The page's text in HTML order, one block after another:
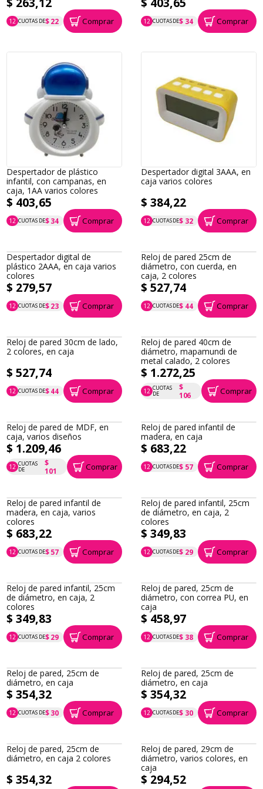
12 CUOTAS DE$ 22
P.T.F. $ 263 Comprar 12 CUOTAS DE$ 34
P.T.F. $ 404 Comprar
Despertador de plástico
infantil, con campanas, en
caja, 1AA varios colores
$ 403,65
12 CUOTAS DE$ 34
P.T.F. $ 404 Comprar
Despertador digital 3AAA, en
caja varios colores
$ 384,22
12 CUOTAS DE$ 32
P.T.F. $ 384 Comprar
Despertador digital de
plástico 2AAA, en caja varios
colores
$ 279,57
12 CUOTAS DE$ 23
P.T.F. $ 280 Comprar
Reloj de pared 25cm de
diámetro, con cuerda, en
caja, 2 colores
$ 527,74
12 CUOTAS DE$ 44
P.T.F. $ 528 Comprar
Reloj de pared 30cm de lado,
2 colores, en caja
$ 527,74
12 CUOTAS DE$ 44
P.T.F. $ 528 Comprar
Reloj de pared 40cm de
diámetro, mapamundi de
metal calado, 2 colores
$ 1.272,25
12 CUOTAS
DE
$
106
P.T.F. $ 1.272 Comprar
Reloj de pared de MDF, en
caja, varios diseños
$ 1.209,46
12 CUOTAS
DE
$
101
P.T.F. $ 1.209 Comprar
Reloj de pared infantil de
madera, en caja
$ 683,22
12 CUOTAS DE$ 57
P.T.F. $ 683 Comprar
Reloj de pared infantil de
madera, en caja, varios
colores
$ 683,22
12 CUOTAS DE$ 57
P.T.F. $ 683 Comprar
Reloj de pared infantil, 25cm
de diámetro, en caja, 2
colores
$ 349,83
12 CUOTAS DE$ 29
P.T.F. $ 350 Comprar
Reloj de pared infantil, 25cm
de diámetro, en caja, 2
colores
$ 349,83
12 CUOTAS DE$ 29
P.T.F. $ 350 Comprar
Reloj de pared, 25cm de
diámetro, con correa PU, en
caja
$ 458,97
12 CUOTAS DE$ 38
P.T.F. $ 459 Comprar
Reloj de pared, 25cm de
diámetro, en caja
$ 354,32
12 CUOTAS DE$ 30
P.T.F. $ 354 Comprar
Reloj de pared, 25cm de
diámetro, en caja
$ 354,32
12 CUOTAS DE$ 30
P.T.F. $ 354 Comprar
Reloj de pared, 25cm de
diámetro, en caja 2 colores
$ 354,32
Reloj de pared, 29cm de
diámetro, varios colores, en
caja
$ 294,52